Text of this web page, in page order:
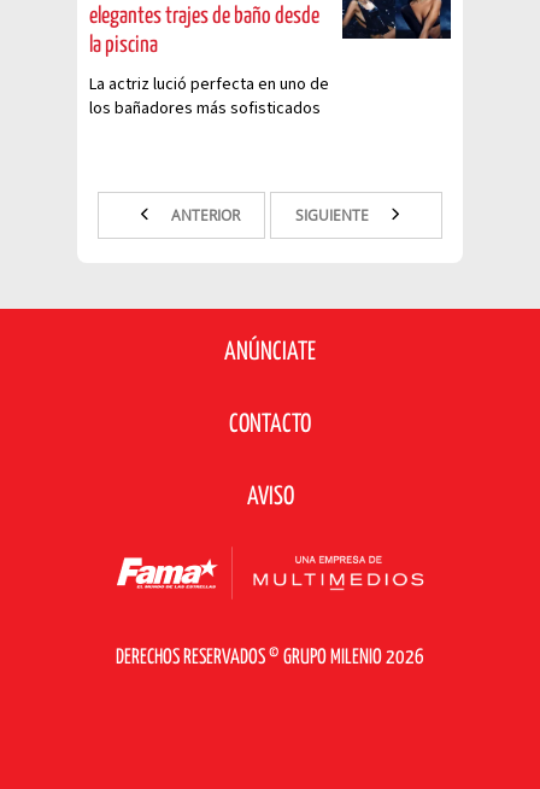
elegantes trajes de baño desde
la piscina
La actriz lució perfecta en uno de
los bañadores más sofisticados
ANTERIOR SIGUIENTE
ANÚNCIATE
CONTACTO
AVISO
DERECHOS RESERVADOS © GRUPO MILENIO 2026